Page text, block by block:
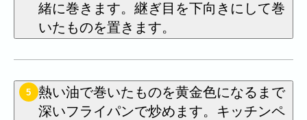
緒に巻きます。継ぎ目を下向きにして巻
いたものを置きます。
5
熱い油で巻いたものを黄金色になるまで
深いフライパンで炒めます。キッチンペ